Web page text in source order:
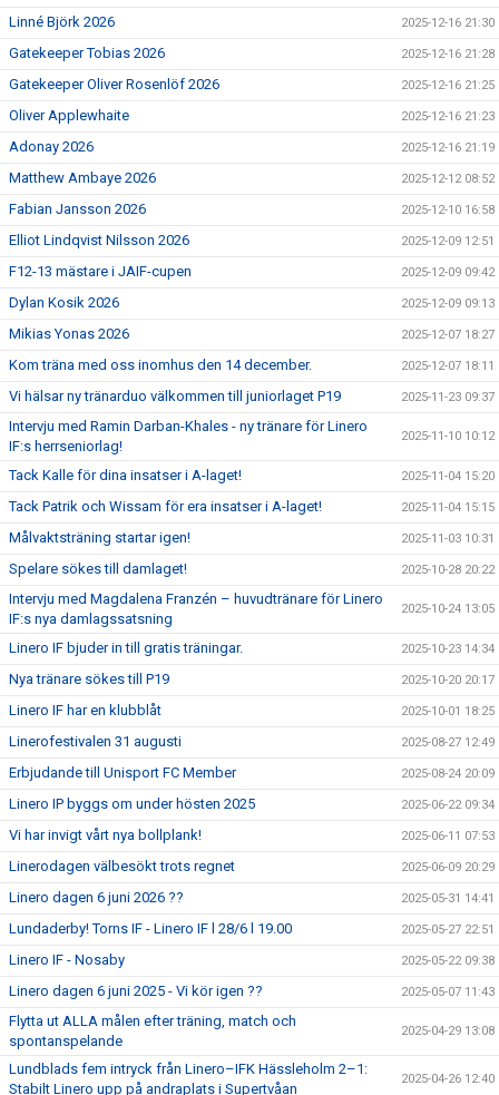
Linné Björk 2026 2025-12-16 21:30
Gatekeeper Tobias 2026 2025-12-16 21:28
Gatekeeper Oliver Rosenlöf 2026 2025-12-16 21:25
Oliver Applewhaite 2025-12-16 21:23
Adonay 2026 2025-12-16 21:19
Matthew Ambaye 2026 2025-12-12 08:52
Fabian Jansson 2026 2025-12-10 16:58
Elliot Lindqvist Nilsson 2026 2025-12-09 12:51
F12-13 mästare i JAIF-cupen 2025-12-09 09:42
Dylan Kosik 2026 2025-12-09 09:13
Mikias Yonas 2026 2025-12-07 18:27
Kom träna med oss inomhus den 14 december. 2025-12-07 18:11
Vi hälsar ny tränarduo välkommen till juniorlaget P19 2025-11-23 09:37
Intervju med Ramin Darban-Khales - ny tränare för Linero
IF:s herrseniorlag!
2025-11-10 10:12
Tack Kalle för dina insatser i A-laget! 2025-11-04 15:20
Tack Patrik och Wissam för era insatser i A-laget! 2025-11-04 15:15
Målvaktsträning startar igen! 2025-11-03 10:31
Spelare sökes till damlaget! 2025-10-28 20:22
Intervju med Magdalena Franzén – huvudtränare för Linero
IF:s nya damlagssatsning
2025-10-24 13:05
Linero IF bjuder in till gratis träningar. 2025-10-23 14:34
Nya tränare sökes till P19 2025-10-20 20:17
Linero IF har en klubblåt 2025-10-01 18:25
Linerofestivalen 31 augusti 2025-08-27 12:49
Erbjudande till Unisport FC Member 2025-08-24 20:09
Linero IP byggs om under hösten 2025 2025-06-22 09:34
Vi har invigt vårt nya bollplank! 2025-06-11 07:53
Linerodagen välbesökt trots regnet 2025-06-09 20:29
Linero dagen 6 juni 2026 ?? 2025-05-31 14:41
Lundaderby! Torns IF - Linero IF l 28/6 l 19.00 2025-05-27 22:51
Linero IF - Nosaby 2025-05-22 09:38
Linero dagen 6 juni 2025 - Vi kör igen ?? 2025-05-07 11:43
Flytta ut ALLA målen efter träning, match och
spontanspelande
2025-04-29 13:08
Lundblads fem intryck från Linero–IFK Hässleholm 2–1:
Stabilt Linero upp på andraplats i Supertvåan
2025-04-26 12:40